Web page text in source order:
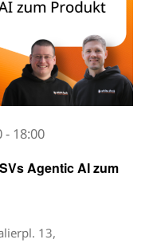
Agentic AI zum
- 18:00
13,